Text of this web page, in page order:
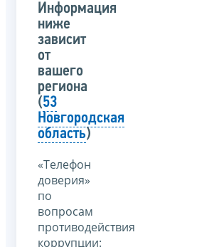
Информация
ниже
зависит
от
вашего
региона
(53
Новгородская
область)
«Телефон
доверия»
по
вопросам
противодействия
коррупции: